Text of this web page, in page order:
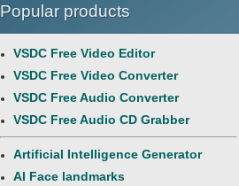
Popular products
VSDC Free Video Editor
VSDC Free Video Converter
VSDC Free Audio Converter
VSDC Free Audio CD Grabber
Artificial Intelligence Generator
AI Face landmarks